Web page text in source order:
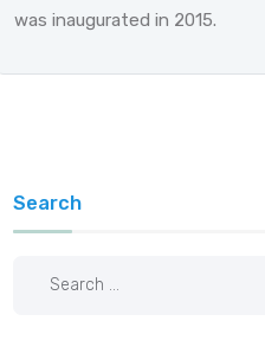
was inaugurated in 2015.
Search